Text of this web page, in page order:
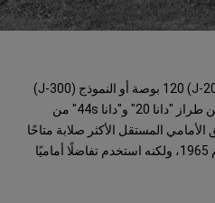
كانت جلاديتور متاحةً بالنموذج (J-200) 120 بوصة أو النموذج (J-300)
126 بوصة، وامتازت بعلبة نقل من طراز "دانا 20" و"دانا 44s" من
الأمامي المستقل الأكثر صلابة متاحًا
على شاحنات نصف طن حتى عام 1965، ولكنه استخدم تفاضلًا أماميًا